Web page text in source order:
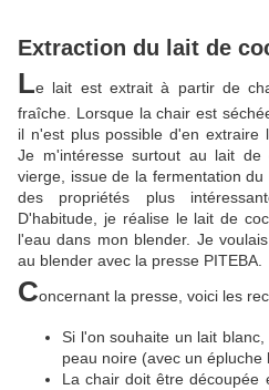
Extraction du lait de
Le lait est extrait à partir de
fraîche. Lorsque la chair est
il n'est plus possible d'en extraire
Je m'intéresse surtout au lait
vierge, issue de la fermentation
des propriétés plus
D'habitude, je réalise le lait de
l'eau dans mon blender. Je
au blender avec la presse PITEBA.
Concernant la presse, voici les
Si l'on souhaite un lait
peau noire (avec un épluche
La chair doit être découpée